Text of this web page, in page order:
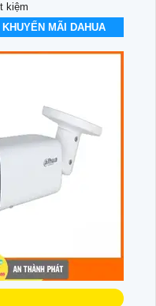
kiệm
MÃI DAHUA